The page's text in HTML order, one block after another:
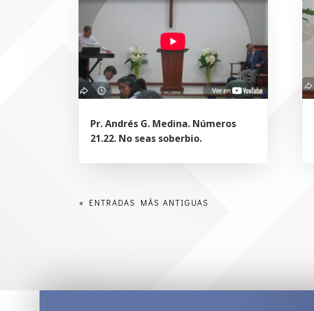
Pr. Andrés G. Medina. Números
21.22. No seas soberbio.
« ENTRADAS MÁS ANTIGUAS